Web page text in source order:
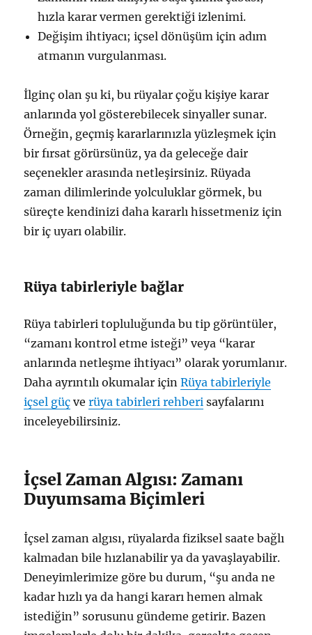
hızla karar vermen gerektiği izlenimi.
Değişim ihtiyacı; içsel dönüşüm için adım
atmanın vurgulanması.
İlginç olan şu ki, bu rüyalar çoğu kişiye karar
anlarında yol gösterebilecek sinyaller sunar.
Örneğin, geçmiş kararlarınızla yüzleşmek için
bir fırsat görürsünüz, ya da geleceğe dair
seçenekler arasında netleşirsiniz. Rüyada
zaman dilimlerinde yolculuklar görmek, bu
süreçte kendinizi daha kararlı hissetmeniz için
bir iç uyarı olabilir.
Rüya tabirleriyle bağlar
Rüya tabirleri topluluğunda bu tip görüntüler,
“zamanı kontrol etme isteği” veya “karar
anlarında netleşme ihtiyacı” olarak yorumlanır.
Daha ayrıntılı okumalar içinRüya tabirleriyle
içsel güç verüya tabirleri rehberi sayfalarını
inceleyebilirsiniz.
İçsel Zaman Algısı: Zamanı
Duyumsama Biçimleri
İçsel zaman algısı, rüyalarda fiziksel saate bağlı
kalmadan bile hızlanabilir ya da yavaşlayabilir.
Deneyimlerimize göre bu durum, “şu anda ne
kadar hızlı ya da hangi kararı hemen almak
istediğin” sorusunu gündeme getirir. Bazen